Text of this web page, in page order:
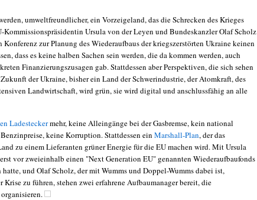
umweltfreundlicher, ein Vorzeigeland, das die Schrecken des Krieges
Kommissionspräsidentin Ursula von der Leyen und Bundeskanzler Olaf Scholz
Konferenz zur Planung des Wiederaufbaus der kriegszerstörten Ukraine keinen
dass es keine halben Sachen sein werden, die da kommen werden, auch
Finanzierungszusagen gab. Stattdessen aber Perspektiven, die sich sehen
der Ukraine, bisher ein Land der Schwerindustrie, der Atomkraft, des
Landwirtschaft, wird grün, sie wird digital und anschlussfähig an alle
Ladesteckermehr, keine Alleingänge bei der Gasbremse, kein national
keine Korruption. Stattdessen ein Marshall-Plan, der das
zu einem Lieferanten grüner Energie für die EU machen wird. Mit Ursula
vor zweieinhalb einen "Next Generation EU" genannten Wiederaufbaufonds
und Olaf Scholz, der mit Wumms und Doppel-Wumms dabei ist,
Krise zu führen, stehen zwei erfahrene Aufbaumanager bereit, die